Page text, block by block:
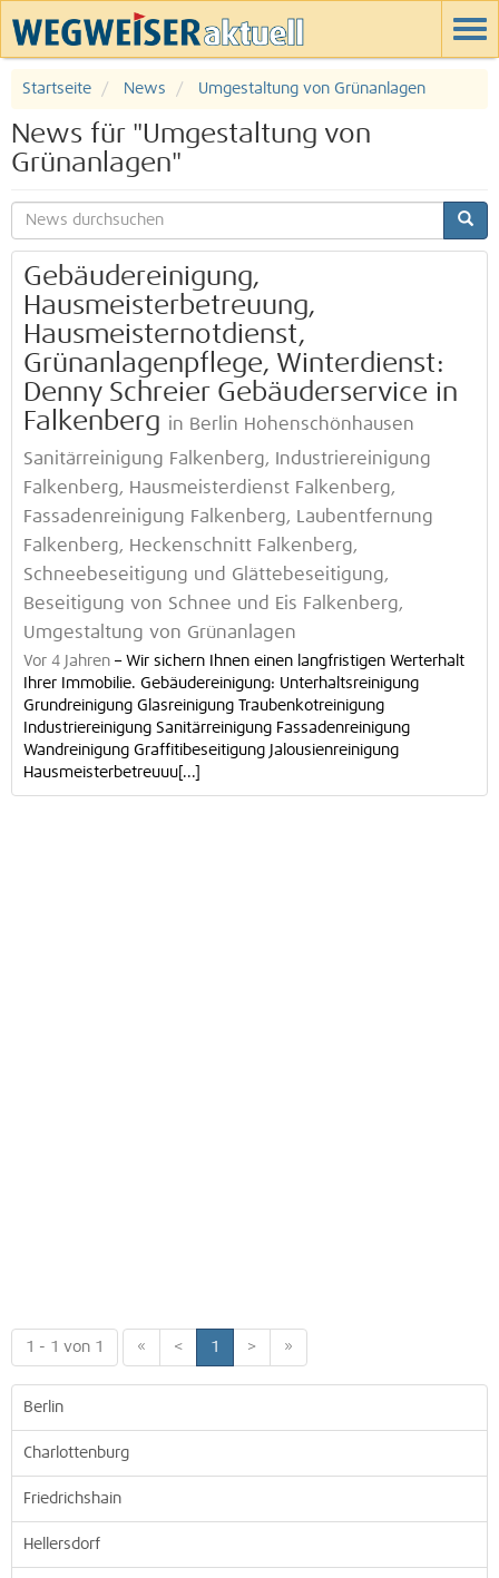
Startseite News Umgestaltung von Grünanlagen
News für "Umgestaltung von
Grünanlagen"
Gebäudereinigung,
Hausmeisterbetreuung,
Hausmeisternotdienst,
Grünanlagenpflege, Winterdienst:
Denny Schreier Gebäuderservice in
Falkenberg in Berlin Hohenschönhausen
Sanitärreinigung Falkenberg, Industriereinigung
Falkenberg, Hausmeisterdienst Falkenberg,
Fassadenreinigung Falkenberg, Laubentfernung
Falkenberg, Heckenschnitt Falkenberg,
Schneebeseitigung und Glättebeseitigung,
Beseitigung von Schnee und Eis Falkenberg,
Umgestaltung von Grünanlagen
Vor 4 Jahren – Wir sichern Ihnen einen langfristigen Werterhalt
Ihrer Immobilie. Gebäudereinigung: Unterhaltsreinigung
Grundreinigung Glasreinigung Traubenkotreinigung
Industriereinigung Sanitärreinigung Fassadenreinigung
Wandreinigung Graffitibeseitigung Jalousienreinigung
Hausmeisterbetreuuu[...]
1 - 1 von 1 « < 1 > »
Berlin
Charlottenburg
Friedrichshain
Hellersdorf